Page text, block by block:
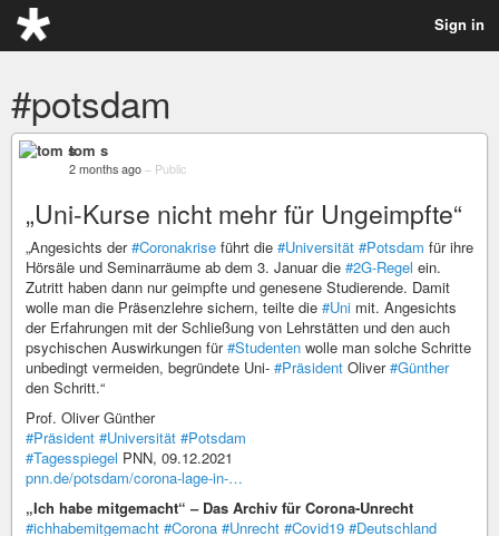
Sign in
#potsdam
tom s
2 months ago – Public
„Uni-Kurse nicht mehr für Ungeimpfte“
„Angesichts der#Coronakrise führt die #Universität #Potsdam für ihre
Hörsäle und Seminarräume ab dem 3. Januar die #2G-Regel ein.
Zutritt haben dann nur geimpfte und genesene Studierende. Damit
wolle man die Präsenzlehre sichern, teilte die #Uni mit. Angesichts
der Erfahrungen mit der Schließung von Lehrstätten und den auch
psychischen Auswirkungen für#Studenten wolle man solche Schritte
unbedingt vermeiden, begründete Uni- #Präsident Oliver#Günther
den Schritt.“
Prof. Oliver Günther
#Präsident #Universität #Potsdam
#Tagesspiegel PNN, 09.12.2021
pnn.de/potsdam/corona-lage-in-…
„Ich habe mitgemacht“ – Das Archiv für Corona-Unrecht
#ichhabemitgemacht #Corona #Unrecht #Covid19 #Deutschland